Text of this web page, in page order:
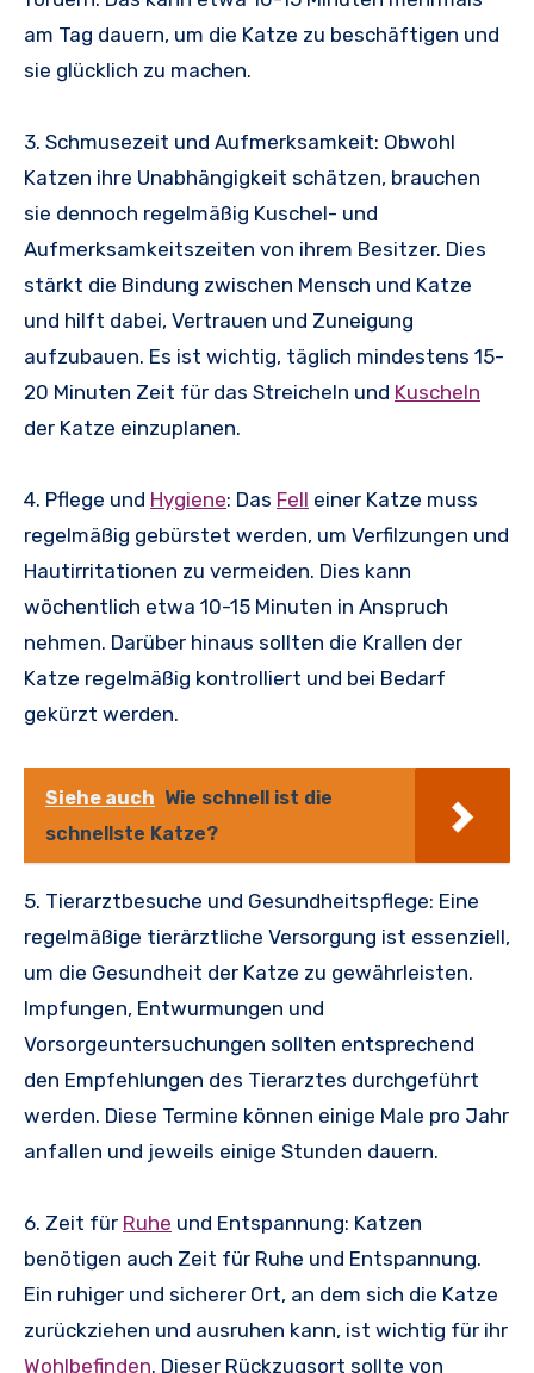
am Tag dauern, um die Katze zu beschäftigen und
sie glücklich zu machen.
3. Schmusezeit und Aufmerksamkeit: Obwohl
Katzen ihre Unabhängigkeit schätzen, brauchen
sie dennoch regelmäßig Kuschel- und
Aufmerksamkeitszeiten von ihrem Besitzer. Dies
stärkt die Bindung zwischen Mensch und Katze
und hilft dabei, Vertrauen und Zuneigung
aufzubauen. Es ist wichtig, täglich mindestens 15-
20 Minuten Zeit für das Streicheln und Kuscheln
der Katze einzuplanen.
4. Pflege und Hygiene: Das Fell einer Katze muss
regelmäßig gebürstet werden, um Verfilzungen und
Hautirritationen zu vermeiden. Dies kann
wöchentlich etwa 10-15 Minuten in Anspruch
nehmen. Darüber hinaus sollten die Krallen der
Katze regelmäßig kontrolliert und bei Bedarf
gekürzt werden.
Siehe auch Wie schnell ist die
schnellste Katze?
5. Tierarztbesuche und Gesundheitspflege: Eine
regelmäßige tierärztliche Versorgung ist essenziell,
um die Gesundheit der Katze zu gewährleisten.
Impfungen, Entwurmungen und
Vorsorgeuntersuchungen sollten entsprechend
den Empfehlungen des Tierarztes durchgeführt
werden. Diese Termine können einige Male pro Jahr
anfallen und jeweils einige Stunden dauern.
6. Zeit für Ruhe und Entspannung: Katzen
benötigen auch Zeit für Ruhe und Entspannung.
Ein ruhiger und sicherer Ort, an dem sich die Katze
zurückziehen und ausruhen kann, ist wichtig für ihr
Wohlbefinden. Dieser Rückzugsort sollte von